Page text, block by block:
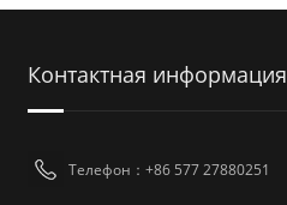
Контактная информация
Телефон：+86 577 27880251